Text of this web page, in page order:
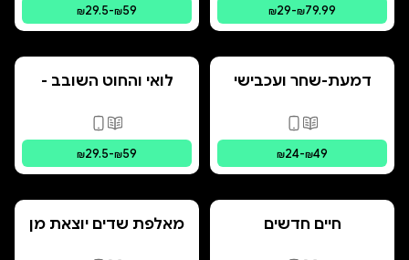
₪29-₪79.99
₪29.5-₪59
דמעת-שחר ועכבישי
פורמטים זמינים
מודפס, דיגיטלי
₪24-₪49
לואי והחוט השובב -
המשונים
פורמטים זמינים
₪29.5-₪59
חיים חדשים
מאלפת שדים יוצאת מן